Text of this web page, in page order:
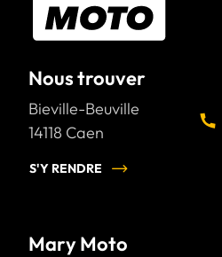
Nous trouver
Bieville-Beuville
14118 Caen
S'Y RENDRE
Mary Moto